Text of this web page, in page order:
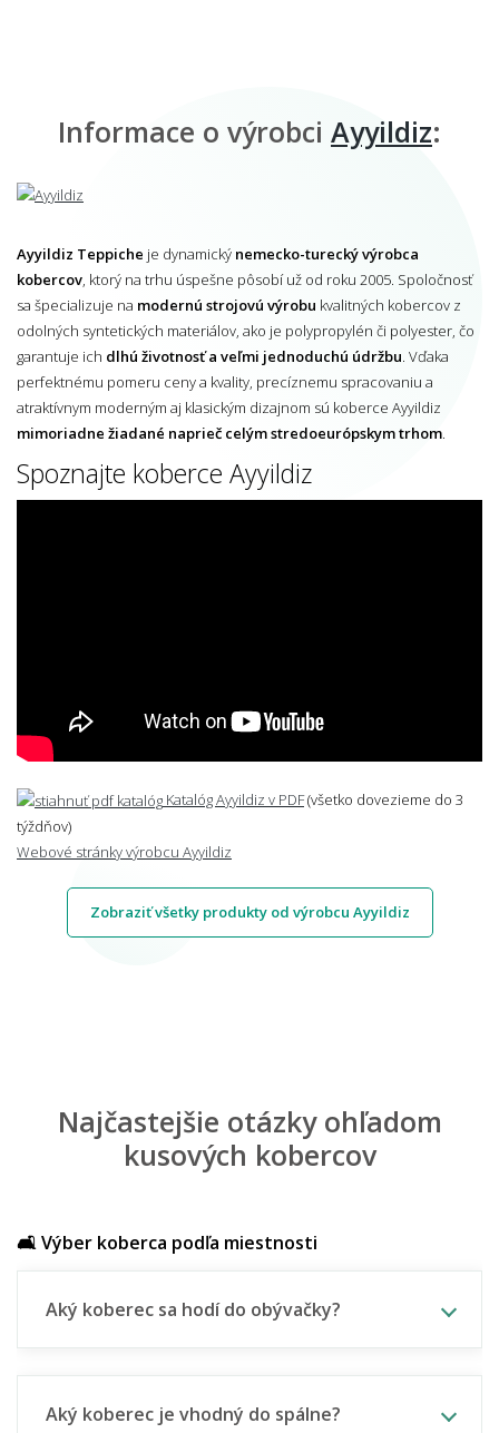
Informace o výrobci Ayyildiz:
Ayyildiz Teppiche je dynamický nemecko-turecký výrobca
kobercov , ktorý na trhu úspešne pôsobí už od roku 2005. Spoločnosť
sa špecializuje na modernú strojovú výrobu kvalitných kobercov z
odolných syntetických materiálov, ako je polypropylén či polyester, čo
garantuje ich dlhú životnosť a veľmi jednoduchú údržbu . Vďaka
perfektnému pomeru ceny a kvality, precíznemu spracovaniu a
atraktívnym moderným aj klasickým dizajnom sú koberce Ayyildiz
mimoriadne žiadané naprieč celým stredoeurópskym trhom
Spoznajte koberce Ayyildiz
Katalóg Ayyildiz v PDF(všetko dovezieme do 3
týždňov)
Webové stránky výrobcu Ayyildiz
Zobraziť všetky produkty od výrobcu Ayyildiz
Najčastejšie otázky ohľadom
kusových kobercov
🛋️ Výber koberca podľa miestnosti
Aký koberec sa hodí do obývačky?
Aký koberec je vhodný do spálne?